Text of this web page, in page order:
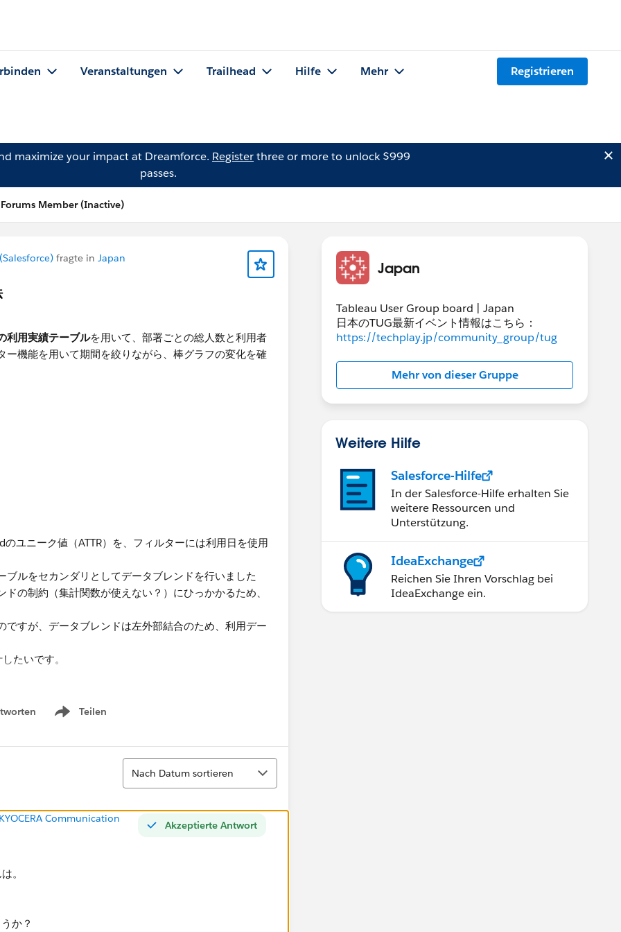
Veranstaltungen Trailhead Hilfe Mehr Registrieren
maximize your impact at Dreamforce. Registerthree or more to unlock $999
passes.
Member (Inactive)
fragte in Japan
利用実績テーブルを用いて、部署ごとの総人数と利用者
機能を用いて期間を絞りながら、棒グラフの変化を確
ユニーク値（ATTR）を、フィルターには利用日を使用
ルをセカンダリとしてデータブレンドを行いました
の制約（集計関数が使えない？）にひっかかるため、
すが、データブレンドは左外部結合のため、利用デー
たいです。
ございますか。もしございましたら、ご教授いただけ
Teilen
Show menu
Sortieren
Nach Datum sortieren
Akzeptierte Antwort
Communication
。
か？
Japan
Tableau User Group board | Japan
日本のTUG最新イベント情報はこちら：
https://techplay.jp/community_group/tug
Mehr von dieser Gruppe
Weitere Hilfe
Salesforce-Hilfe
In der Salesforce-Hilfe erhalten Sie
weitere Ressourcen und
Unterstützung.
IdeaExchange
Reichen Sie Ihren Vorschlag bei
IdeaExchange ein.